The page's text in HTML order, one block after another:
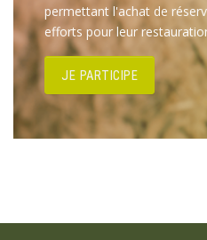
permettant l'achat de
efforts pour leur
JE PARTICIPE